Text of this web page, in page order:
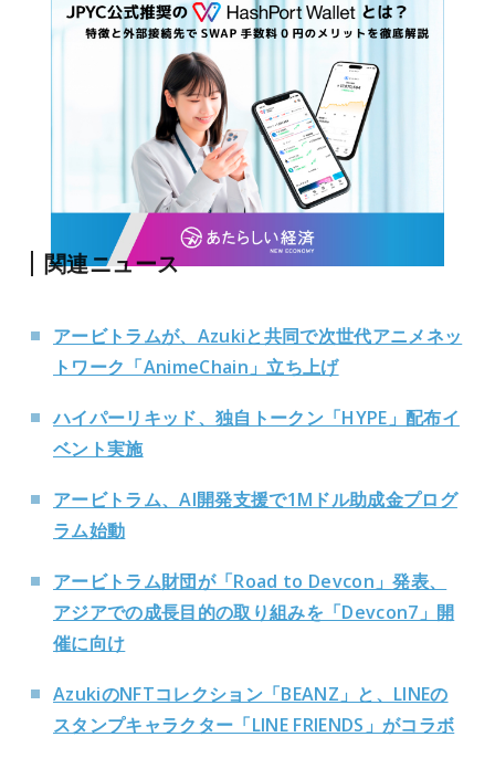
関連ニュース
アービトラムが、Azukiと共同で次世代アニメネッ
トワーク「AnimeChain」立ち上げ
ハイパーリキッド、独自トークン「HYPE」配布イ
ベント実施
アービトラム、AI開発支援で1Mドル助成金プログ
ラム始動
アービトラム財団が「Road to Devcon」発表、
アジアでの成長目的の取り組みを「Devcon7」開
催に向け
AzukiのNFTコレクション「BEANZ」と、LINEの
スタンプキャラクター「LINE FRIENDS」がコラボ